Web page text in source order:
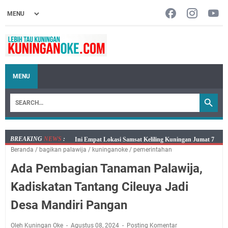
MENU
BREAKING NEWS :
Jumat 7 Agustus 2026 Mobil SIM Keliling Ada di
Kecamatan Sindangagung
Embun Pagi Jumat 8 Agustus 2026: Jika Keberkahan
Kelaparan Meskipun Memiliki Sekarung Penuh Uang
Salat Lima Waktu itu Bukan Cuma Kewajiban, Tapi
Beranda / bagikan palawija / kuninganoke / pemerintahan
Ada Pembagian Tanaman Palawija,
Kadiskatan Tantang Cileuya Jadi
Desa Mandiri Pangan
Oleh Kuningan Oke Agustus 08, 2024 Posting Komentar